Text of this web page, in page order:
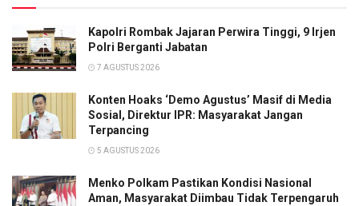
Kapolri Rombak Jajaran Perwira Tinggi, 9 Irjen
Polri Berganti Jabatan
7 AGUSTUS 2026
Konten Hoaks ‘Demo Agustus’ Masif di Media
Sosial, Direktur IPR: Masyarakat Jangan
Terpancing
5 AGUSTUS 2026
Menko Polkam Pastikan Kondisi Nasional
Aman, Masyarakat Diimbau Tidak Terpengaruh